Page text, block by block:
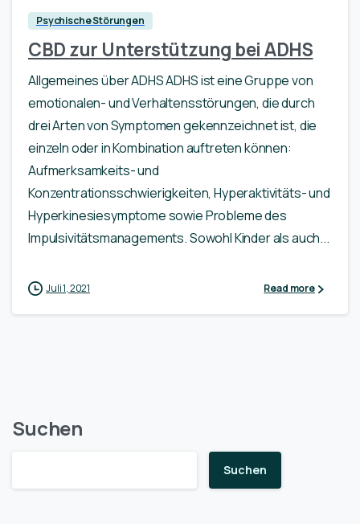
Psychische Störungen
CBD zur Unterstützung bei ADHS
Allgemeines über ADHS ADHS ist eine Gruppe von
emotionalen- und Verhaltensstörungen, die durch
drei Arten von Symptomen gekennzeichnet ist, die
einzeln oder in Kombination auftreten können:
Aufmerksamkeits- und
Konzentrationsschwierigkeiten, Hyperaktivitäts- und
Hyperkinesiesymptome sowie Probleme des
Impulsivitätsmanagements. Sowohl Kinder als auch...
Juli 1, 2021 Read more
Suchen
Suchen